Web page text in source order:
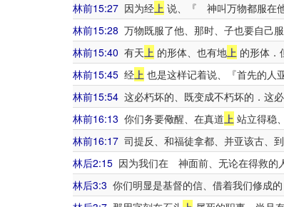
林前15:27 因为经上 说、『 神叫万物都服在
林前15:28 万物既服了他、那时、子也要自己
林前15:40 有天上 的形体、也有地上 的形体．
林前15:45 经上 也是这样记着说、『首先的人
林前15:54 这必朽坏的、既变成不朽坏的．这
林前16:13 你们务要儆醒、在真道上 站立得稳
林前16:17 司提反、和福徒拿都、并亚该古、
林后2:15 因为我们在 神面前、无论在得救的
林后3:3 你们明显是基督的信、借着我们修成